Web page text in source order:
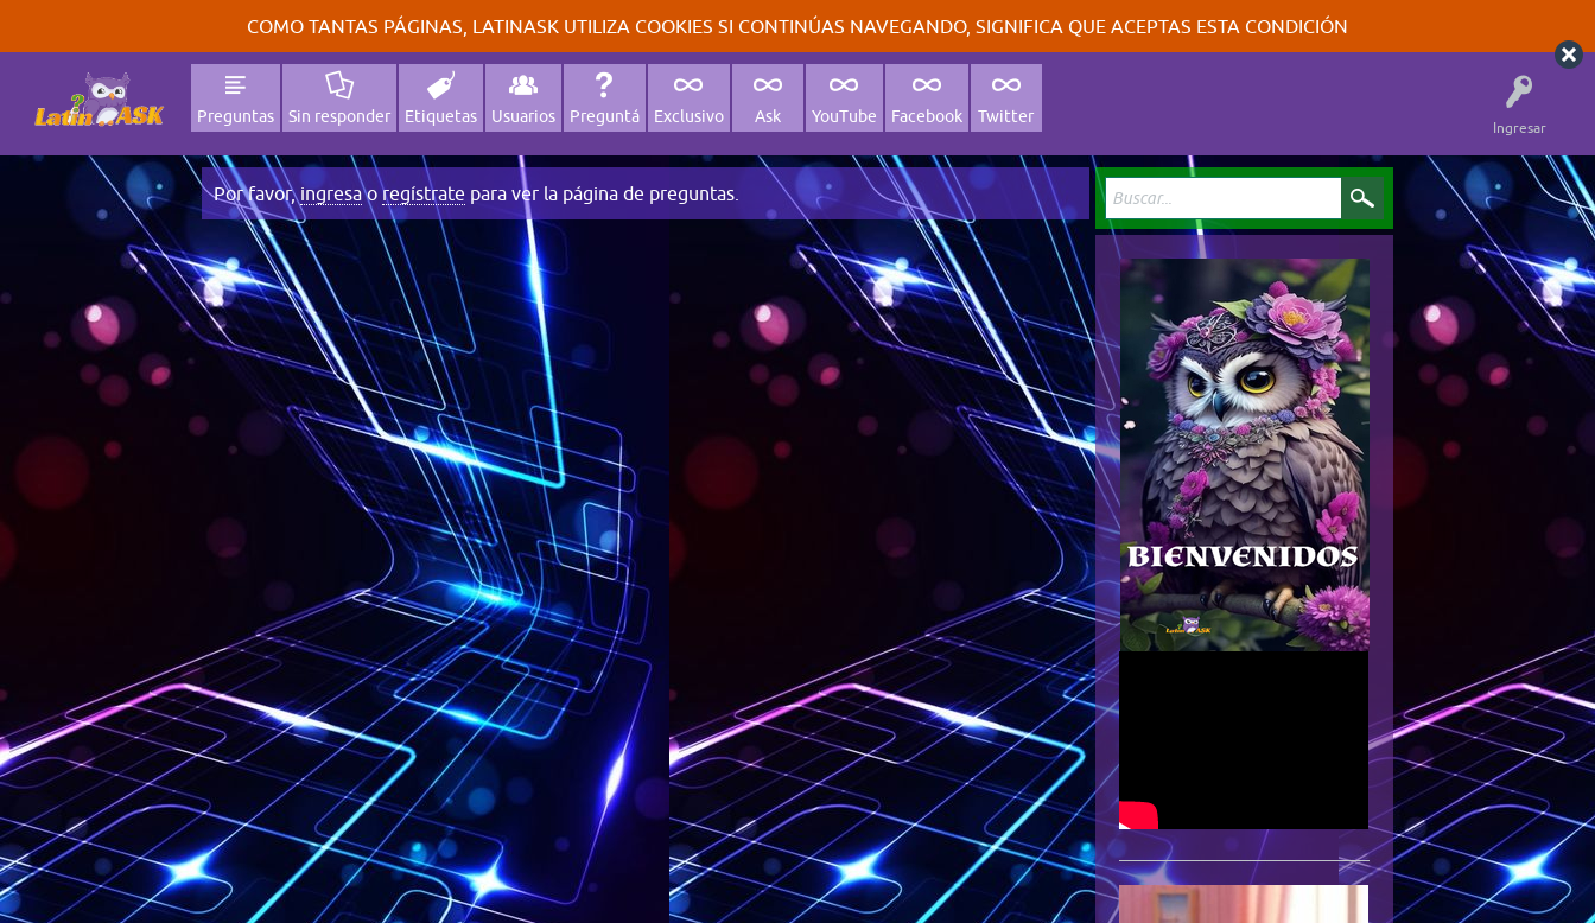
COMO TANTAS PÁGINAS, LATINASK UTILIZA COOKIES SI CONTINÚAS NAVEGANDO, SIGNIFICA QUE ACEPTAS ESTA CONDICIÓN
Ingresar
Preguntas Sin responder Etiquetas Usuarios Preguntá Exclusivo Ask YouTube Facebook Twitter
Por favor,ingresaoregístrate para ver la página de preguntas.